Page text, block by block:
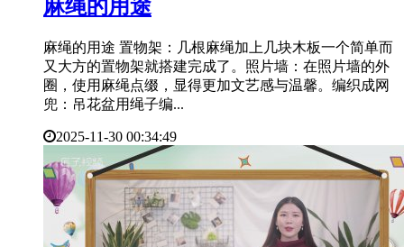
​麻绳的用途
麻绳的用途 置物架：几根麻绳加上几块木板一个简单而
又大方的置物架就搭建完成了。照片墙：在照片墙的外
圈，使用麻绳点缀，显得更加文艺感与温馨。编织成网
兜：吊花盆用绳子编...
2025-11-30 00:34:49